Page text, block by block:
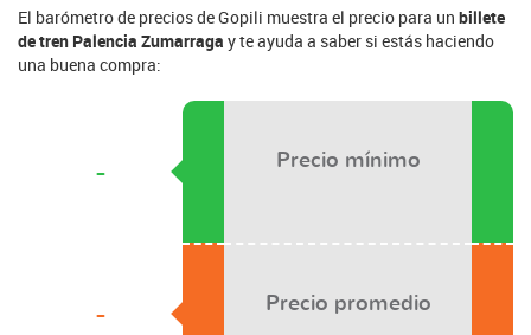
El barómetro de precios de Gopili muestra el precio para un billete
de tren Palencia Zumarraga y te ayuda a saber si estás haciendo
una buena compra:
-
-
Precio mínimo
Precio promedio